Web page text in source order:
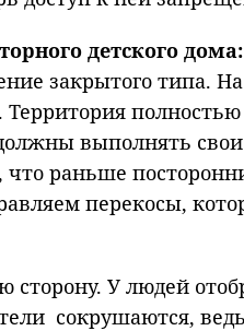
детского дома:
закрытого типа.
выполнять
что раньше
перекосы,
сторону. У людей
сокрушаются,